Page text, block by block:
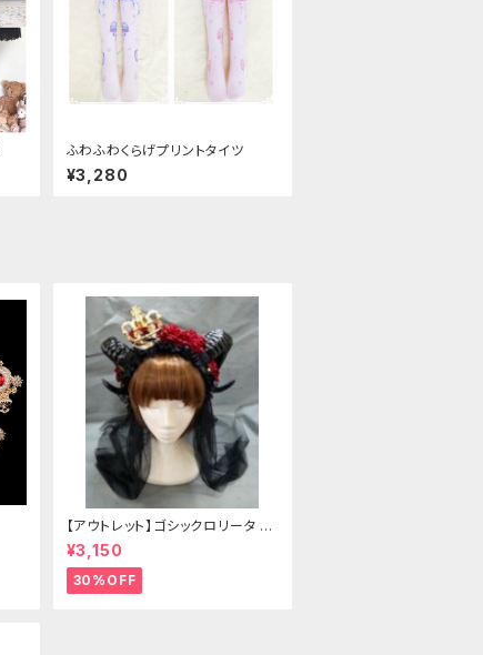
ふわふわくらげプリントタイツ
¥3,280
【アウトレット】ゴシックロリータ ゴ
ールドクラウン＆ホーン(ヴェール
付き)
¥3,150
30%OFF